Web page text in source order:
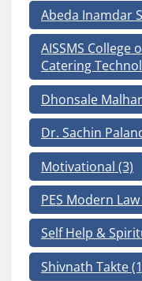
Abeda Inamdar
AISSMS
Catering
Dhonsale
Dr. Sachin
Motivational (3)
PES Modern
Self Help &
Shivnath Takte